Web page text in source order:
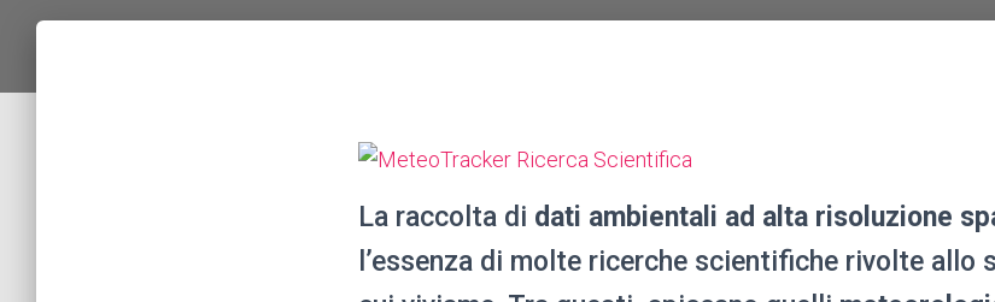
La raccolta di dati ambientali ad alta risoluzione
l’essenza di molte ricerche scientifiche rivolte